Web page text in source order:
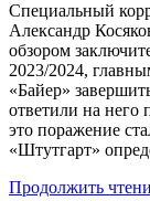
Специальный
Александр
обзором
2023/2024,
«Байер»
ответили на него
это поражение
«Штутгарт»
Продолжить